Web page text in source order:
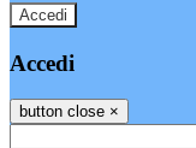
Accedi
Accedi
button close ×